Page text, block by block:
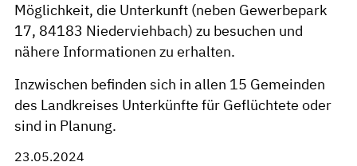
Möglichkeit, die Unterkunft (neben Gewerbepark
17, 84183 Niederviehbach) zu besuchen und
nähere Informationen zu erhalten.
Inzwischen befinden sich in allen 15 Gemeinden
des Landkreises Unterkünfte für Geflüchtete oder
sind in Planung.
23.05.2024